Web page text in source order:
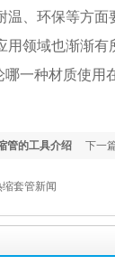
、环保等方面
用领域也渐渐
一种材质使用
下一
管的工具介绍
缩套管新闻